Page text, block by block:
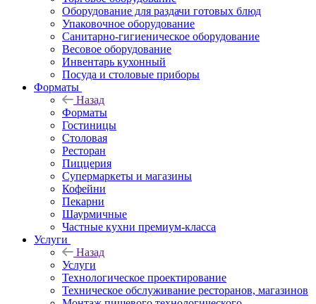
Оборудование для раздачи готовых блюд
Упаковочное оборудование
Санитарно-гигиеническое оборудование
Весовое оборудование
Инвентарь кухонный
Посуда и столовые приборы
Форматы
Назад
Форматы
Гостиницы
Столовая
Ресторан
Пиццерия
Супермаркеты и магазины
Кофейни
Пекарни
Шаурмичные
Частные кухни премиум-класса
Услуги
Назад
Услуги
Технологическое проектирование
Техническое обслуживание ресторанов, магазинов